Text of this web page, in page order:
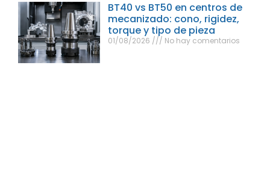
BT40 vs BT50 en centros de
mecanizado: cono, rigidez,
torque y tipo de pieza
01/08/2026 No hay comentarios